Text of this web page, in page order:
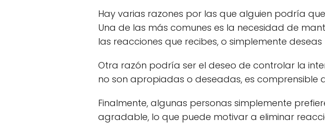
Hay varias razones por las que alguien podría
Una de las más comunes es la necesidad de
las reacciones que recibes, o simplemente
Otra razón podría ser el deseo de controlar la
no son apropiadas o deseadas, es comprensible
Finalmente, algunas personas simplemente
agradable, lo que puede motivar a eliminar